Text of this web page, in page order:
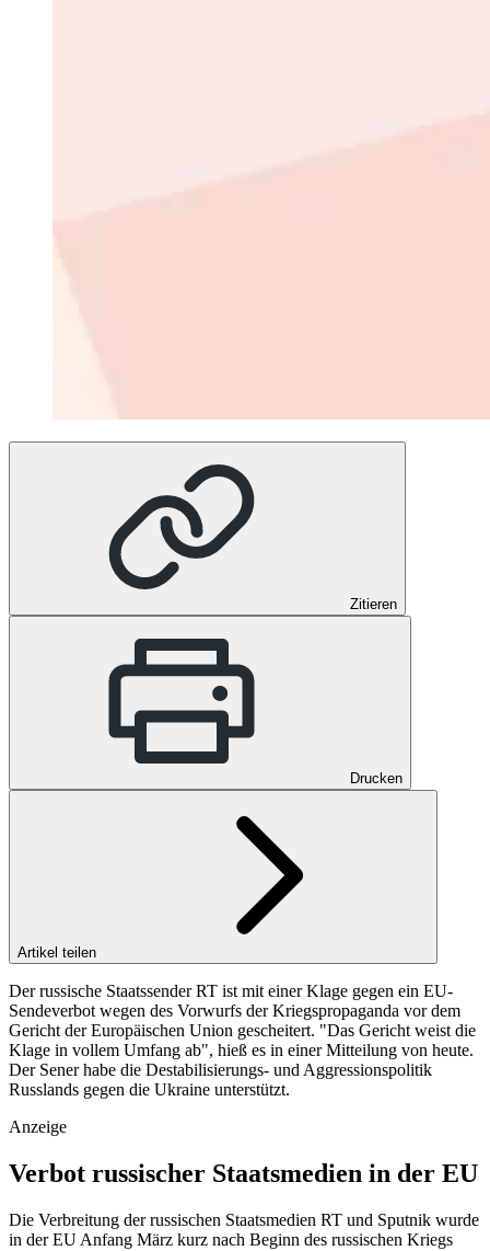
Zitieren
Drucken
Artikel teilen
Der russische Staatssender RT ist mit einer Klage gegen ein EU-
Sendeverbot wegen des Vorwurfs der Kriegspropaganda vor dem
Gericht der Europäischen Union gescheitert. "Das Gericht weist die
Klage in vollem Umfang ab", hieß es in einer Mitteilung von heute.
Der Sener habe die Destabilisierungs- und Aggressionspolitik
Russlands gegen die Ukraine unterstützt.
Anzeige
Verbot russischer Staatsmedien in der EU
Die Verbreitung der russischen Staatsmedien RT und Sputnik wurde
in der EU Anfang März kurz nach Beginn des russischen Kriegs